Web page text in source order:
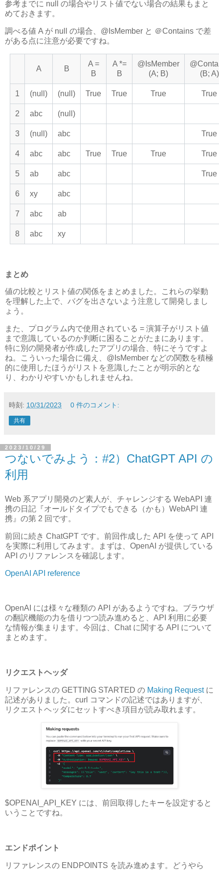
参考までに null の場合やリスト値でない場合の結果もまと
めておきます。
調べる値 A が null の場合、@IsMember と ＠Contains で差
がある点に注意が必要ですね。
A B
A =
B
A *=
B
@IsMember
(A; B)
(B; A)
1 (null) (null) True True True True
2 abc (null)
3 (null) abc True
4 abc abc True True True True
5 ab abc True
6 xy abc
7 abc ab
8 abc xy
まとめ
値の比較とリスト値の関係をまとめました。これらの挙動
を理解した上で、バグを出さないよう注意して開発しまし
ょう。
また、プログラム内で使用されている = 演算子がリスト値
まで意識しているのか判断に困ることがたまにあります。
特に別の開発者が作成したアプリの場合、特にそうですよ
ね。こういった場合に備え、@IsMember などの関数を積極
的に使用したほうがリストを意識したことが明示的とな
り、わかりやすいかもしれませんね。
時刻: 10/31/2023 0 件のコメント:
共有
2023/10/29
つないでみよう：#2）ChatGPT API の
利用
Web 系アプリ開発のど素人が、チャレンジする WebAPI 連
携の日記『オールドタイプでもできる（かも）WebAPI 連
携』の第 2 回です。
前回に続き ChatGPT です。前回作成した API を使って API
を実際に利用してみます。まずは、OpenAI が提供している
API のリファレンスを確認します。
OpenAI API reference
OpenAI には様々な種類の API があるようですね。ブラウザ
の翻訳機能の力を借りつつ読み進めると、API 利用に必要
な情報が集まります。今回は、Chat に関する API について
まとめます。
リクエストヘッダ
リファレンスの GETTING STARTED の Making Requestに
記述がありました。curl コマンドの記述ではありますが、
リクエストヘッダにセットすべき項目が読み取れます。
$OPENAI_API_KEY には、前回取得したキーを設定すると
いうことですね。
エンドポイント
リファレンスの ENDPOINTS を読み進めます。どうやら